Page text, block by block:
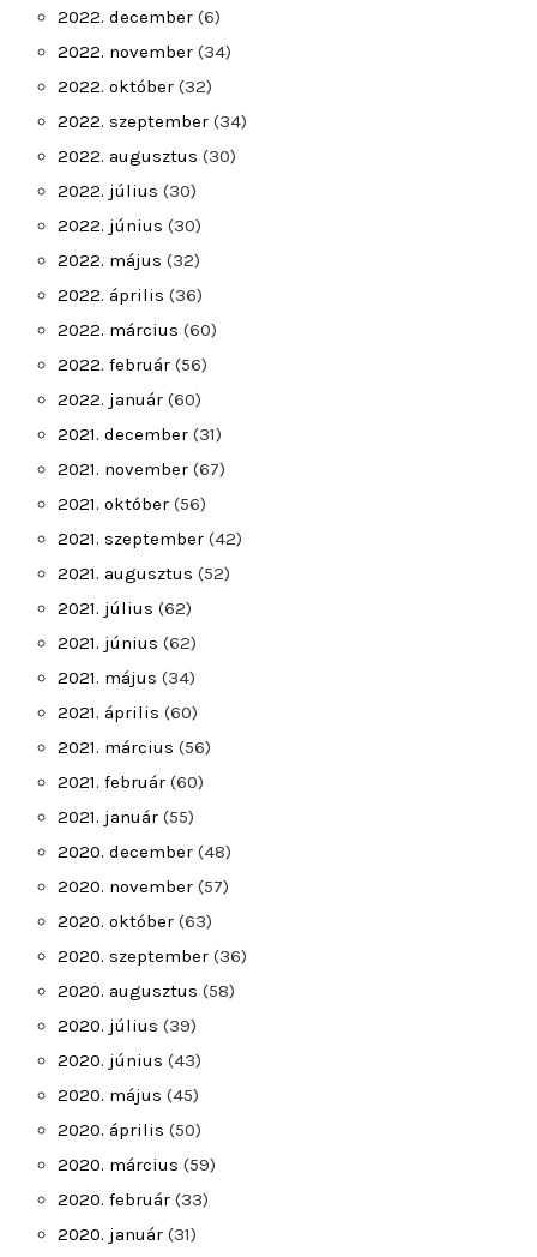
2022. december (6)
2022. november (34)
2022. október (32)
2022. szeptember (34)
2022. augusztus (30)
2022. július (30)
2022. június (30)
2022. május (32)
2022. április (36)
2022. március (60)
2022. február (56)
2022. január (60)
2021. december (31)
2021. november (67)
2021. október (56)
2021. szeptember (42)
2021. augusztus (52)
2021. július (62)
2021. június (62)
2021. május (34)
2021. április (60)
2021. március (56)
2021. február (60)
2021. január (55)
2020. december (48)
2020. november (57)
2020. október (63)
2020. szeptember (36)
2020. augusztus (58)
2020. július (39)
2020. június (43)
2020. május (45)
2020. április (50)
2020. március (59)
2020. február (33)
2020. január (31)